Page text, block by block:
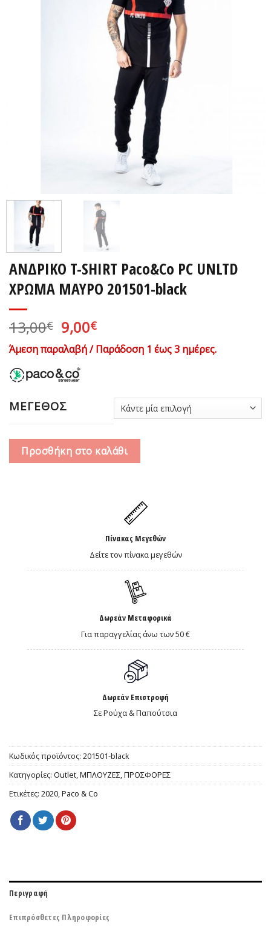
ΑΝΔΡΙΚΟ T-SHIRT Paco&Co PC UNLTD
ΧΡΩΜΑ ΜΑΥΡΟ 201501-black
13,00€ Original
price
was:
13,00€.
9,00€Η
τρέχουσα
τιμή
Άμεση παραλαβή / Παράδοση 1 έως 3 ημέρες.
ΜΕΓΕΘΟΣ
Προσθήκη στο καλάθι
Πίνακας Μεγεθών
Δείτε τον πίνακα μεγεθών
Δωρεάν Μεταφορικά
Για παραγγελίας άνω των 50 €
Δωρεάν Επιστροφή
Σε Ρούχα & Παπούτσια
Κωδικός προϊόντος: 201501-black
Κατηγορίες: Outlet,ΜΠΛΟΥΖΕΣ,ΠΡΟΣΦΟΡΕΣ
Ετικέτες: 2020,Paco & Co
Περιγραφή
Επιπρόσθετες Πληροφορίες